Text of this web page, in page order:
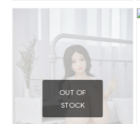
OUT OF
STOCK